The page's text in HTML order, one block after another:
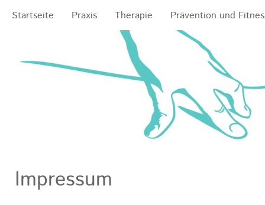
Startseite Praxis Therapie Prävention und
Impressum